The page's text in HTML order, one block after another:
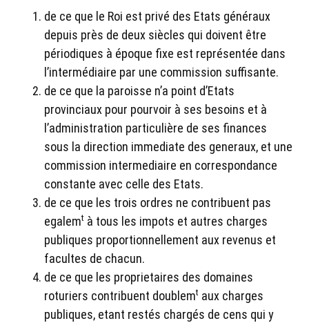
de ce que le Roi est privé des Etats généraux
depuis près de deux siècles qui doivent être
périodiques à époque fixe est représentée dans
l’intermédiaire par une commission suffisante.
de ce que la paroisse n’a point d’Etats
provinciaux pour pourvoir à ses besoins et à
l’administration particulière de ses finances
sous la direction immediate des generaux, et une
commission intermediaire en correspondance
constante avec celle des Etats.
de ce que les trois ordres ne contribuent pas
egalemt à tous les impots et autres charges
publiques proportionnellement aux revenus et
facultes de chacun.
de ce que les proprietaires des domaines
roturiers contribuent doublemt aux charges
publiques, etant restés chargés de cens qui y